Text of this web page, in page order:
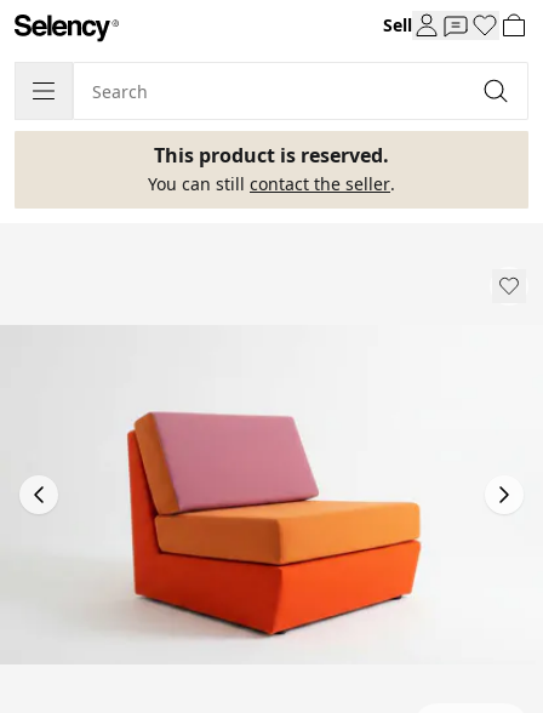
Sell
This product is reserved.
You can still contact the seller.